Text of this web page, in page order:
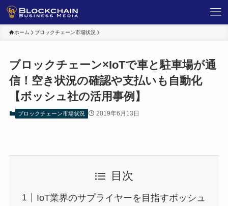
ホーム ブロックチェーン市場状況
ブロックチェーン×IoTで車と駐車場が通
信！空き状況の確認や支払いも自動化
【ボッシュ社の活用事例】
ブロックチェーン市場状況 2019年6月13日
目次
IoT業界のサプライヤーを目指すボッシュ